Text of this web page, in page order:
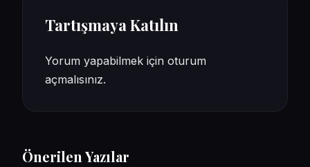
Tartışmaya Katılın
Yorum yapabilmek için oturum
açmalısınız.
Önerilen Yazılar